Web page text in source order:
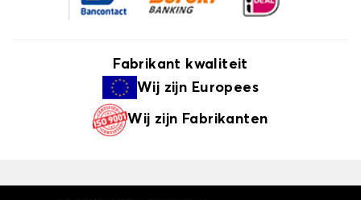
Fabrikant kwaliteit
Wij zijn Europees
Wij zijn Fabrikanten